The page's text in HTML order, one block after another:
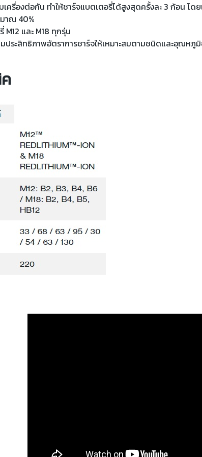
เครื่องต่อกัน ทำให้ชาร์จแบตเตอรี่ได้สูงสุดครั้งละ 3 ก้อน โ
มาณ 40%
M12 และ M18 ทุกรุ่น
มประสิทธิภาพอัตราการชาร์จให้เหมาะสมตามชนิดและอุณหภู